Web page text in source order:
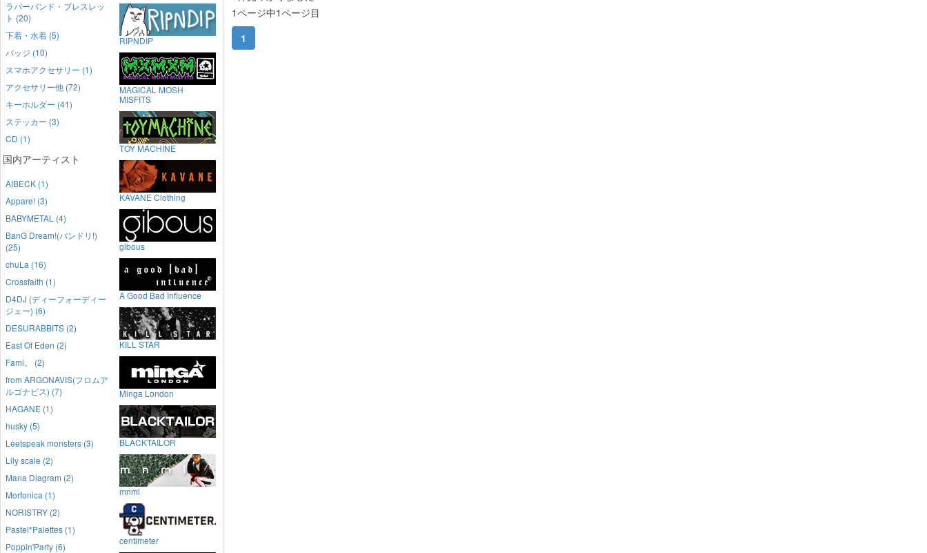
1ページ中1ページ目
1
ラバーバンド・ブレスレッ
ト (20)
下着・水着 (5)
バッジ (10)
スマホアクセサリー (1)
アクセサリー他 (72)
キーホルダー (41)
ステッカー (3)
CD (1)
国内アーティスト
AIBECK (1)
Appare! (3)
BABYMETAL (4)
BanG Dream!(バンドリ!)
(25)
chuLa (16)
Crossfaith (1)
D4DJ (ディーフォーディー
ジェー) (6)
DESURABBITS (2)
East Of Eden (2)
Fami。 (2)
from ARGONAVIS(フロムア
ルゴナビス) (7)
HAGANE (1)
husky (5)
Leetspeak monsters (3)
Lily scale (2)
Mana Diagram (2)
Morfonica (1)
NORISTRY (2)
Pastel*Palettes (1)
Poppin'Party (6)
RIPNDIP
MAGICAL MOSH
MISFITS
TOY MACHINE
KAVANE Clothing
gibous
A Good Bad Influence
KILL STAR
Minga London
BLACKTAILOR
mnml
centimeter